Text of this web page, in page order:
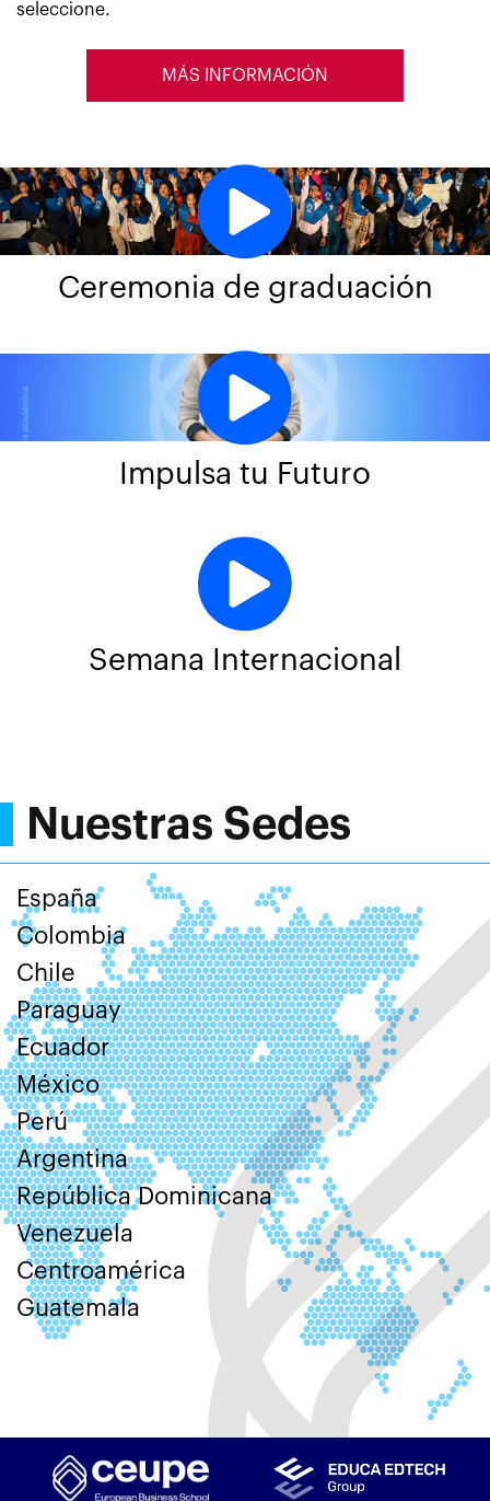
seleccione.
MÁS INFORMACIÓN
Ceremonia de graduación
Impulsa tu Futuro
Semana Internacional
Nuestras Sedes
España
Colombia
Chile
Paraguay
Ecuador
México
Perú
Argentina
República Dominicana
Venezuela
Centroamérica
Guatemala